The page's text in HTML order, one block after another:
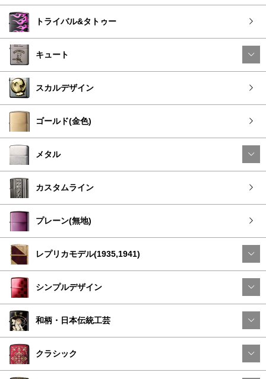
トライバル&タトゥー
キュート
スカルデザイン
ゴールド(金色)
メタル
カスタムライン
プレーン(無地)
レプリカモデル(1935,1941)
シンプルデザイン
和柄・日本伝統工芸
クラシック